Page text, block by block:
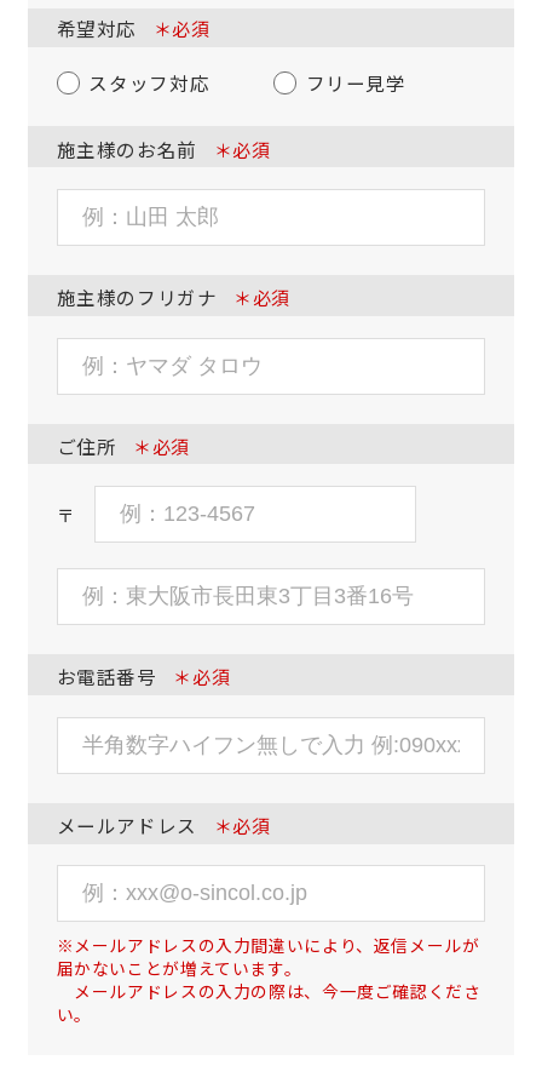
希望対応 ＊必須
スタッフ対応 フリー見学
施主様のお名前 ＊必須
施主様のフリガナ ＊必須
ご住所 ＊必須
〒
お電話番号 ＊必須
メールアドレス ＊必須
※メールアドレスの入力間違いにより、返信メールが
届かないことが増えています。
メールアドレスの入力の際は、今一度ご確認くださ
い。